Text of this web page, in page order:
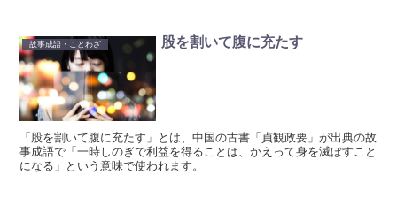
故事成語・ことわざ 股を割いて腹に充たす
「股を割いて腹に充たす」とは、中国の古書「貞観政要」が出典の故
事成語で「一時しのぎで利益を得ることは、かえって身を滅ぼすこと
になる」という意味で使われます。